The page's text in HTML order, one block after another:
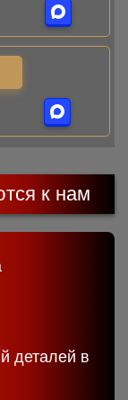
к нам
деталей в